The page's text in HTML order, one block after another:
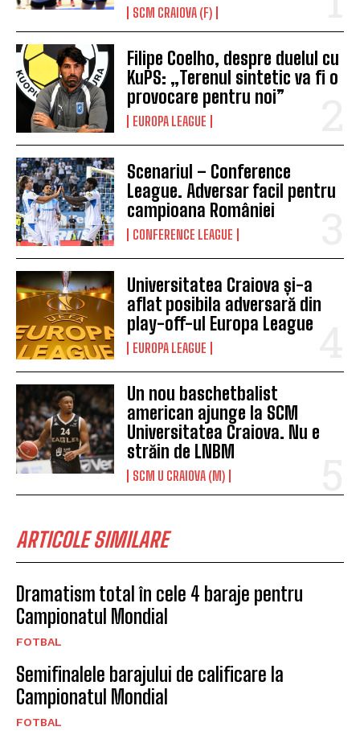
SCM CRAIOVA (F)
Filipe Coelho, despre duelul cu
KuPS: „Terenul sintetic va fi o
provocare pentru noi”
EUROPA LEAGUE
Scenariul – Conference
League. Adversar facil pentru
campioana României
CONFERENCE LEAGUE
Universitatea Craiova și-a
aflat posibila adversară din
play-off-ul Europa League
EUROPA LEAGUE
Un nou baschetbalist
american ajunge la SCM
Universitatea Craiova. Nu e
străin de LNBM
SCM U CRAIOVA (M)
ARTICOLE SIMILARE
Dramatism total în cele 4 baraje pentru
Campionatul Mondial
FOTBAL
Semifinalele barajului de calificare la
Campionatul Mondial
FOTBAL